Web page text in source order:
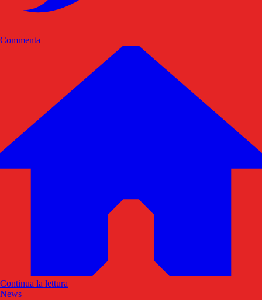
Commenta
Continua la lettura
News